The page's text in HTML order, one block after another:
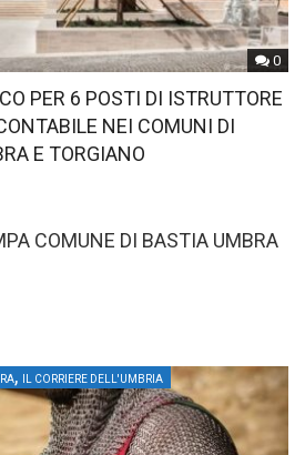
0
PER 6 POSTI DI ISTRUTTORE
NEI COMUNI DI
E TORGIANO
COMUNE DI BASTIA UMBRA
, IL CORRIERE DELL'UMBRIA